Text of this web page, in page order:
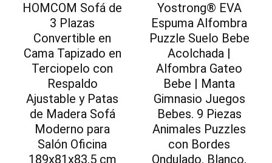
HOMCOM Sofá de
3 Plazas
Convertible en
Cama Tapizado en
Terciopelo con
Respaldo
Ajustable y Patas
de Madera Sofá
Moderno para
Salón Oficina
189x81x83,5 cm
Yostrong® EVA
Espuma Alfombra
Puzzle Suelo Bebe
Acolchada |
Alfombra Gateo
Bebe | Manta
Gimnasio Juegos
Bebes. 9 Piezas
Animales Puzzles
con Bordes
Ondulado. Blanco,